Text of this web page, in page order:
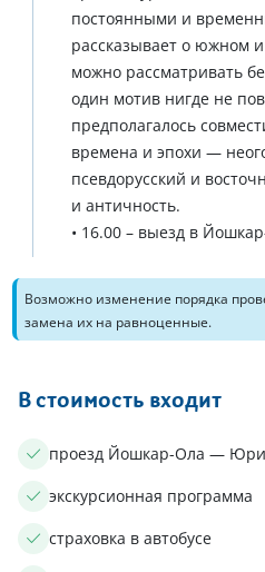
постоянными и
рассказывает о южном
можно рассматривать
один мотив нигде не
предполагалось
времена и эпохи —
псевдорусский и
и античность.
• 16.00 – выезд в
Возможно изменение порядка
замена их на равноценные.
В стоимость входит
проезд Йошкар-Ола —
экскурсионная программа
страховка в автобусе